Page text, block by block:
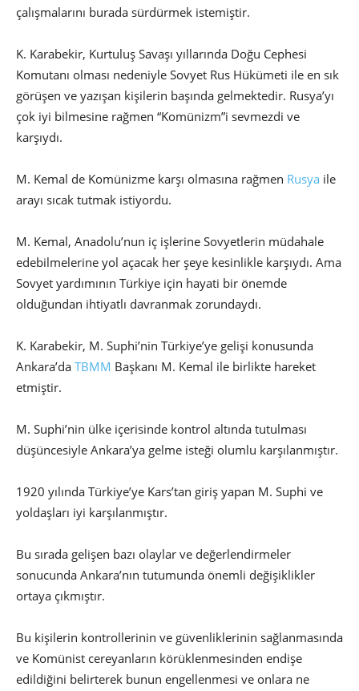
çalışmalarını burada sürdürmek istemiştir.
K. Karabekir, Kurtuluş Savaşı yıllarında Doğu Cephesi
Komutanı olması nedeniyle Sovyet Rus Hükümeti ile en sık
görüşen ve yazışan kişilerin başında gelmektedir. Rusya’yı
çok iyi bilmesine rağmen “Komünizm”i sevmezdi ve
karşıydı.
M. Kemal de Komünizme karşı olmasına rağmen Rusya ile
arayı sıcak tutmak istiyordu.
M. Kemal, Anadolu’nun iç işlerine Sovyetlerin müdahale
edebilmelerine yol açacak her şeye kesinlikle karşıydı. Ama
Sovyet yardımının Türkiye için hayati bir önemde
olduğundan ihtiyatlı davranmak zorundaydı.
K. Karabekir, M. Suphi’nin Türkiye’ye gelişi konusunda
Ankara’da TBMM Başkanı M. Kemal ile birlikte hareket
etmiştir.
M. Suphi’nin ülke içerisinde kontrol altında tutulması
düşüncesiyle Ankara’ya gelme isteği olumlu karşılanmıştır.
1920 yılında Türkiye’ye Kars’tan giriş yapan M. Suphi ve
yoldaşları iyi karşılanmıştır.
Bu sırada gelişen bazı olaylar ve değerlendirmeler
sonucunda Ankara’nın tutumunda önemli değişiklikler
ortaya çıkmıştır.
Bu kişilerin kontrollerinin ve güvenliklerinin sağlanmasında
ve Komünist cereyanların körüklenmesinden endişe
edildiğini belirterek bunun engellenmesi ve onlara ne